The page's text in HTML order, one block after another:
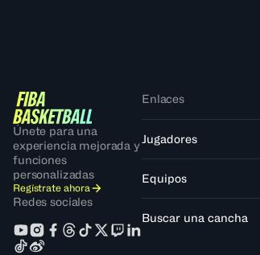
Únete para una
experiencia mejorada y
funciones
personalizadas
Regístrate ahora
Redes sociales
Enlaces
Jugadores
Equipos
Buscar una cancha